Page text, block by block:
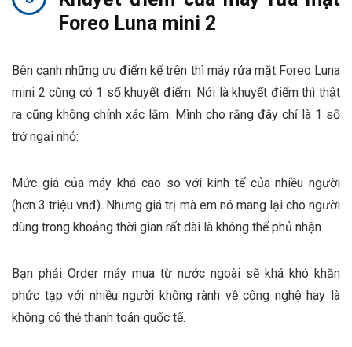
Foreo Luna mini 2
Bên cạnh những ưu điểm kể trên thì máy rửa mặt Foreo Luna
mini 2 cũng có 1 số khuyết điểm. Nói là khuyết điểm thì thật
ra cũng không chính xác lắm. Mình cho rằng đây chỉ là 1 số
trở ngại nhỏ:
Mức giá của máy khá cao so với kinh tế của nhiều người
(hơn 3 triệu vnđ). Nhưng giá trị mà em nó mang lại cho người
dùng trong khoảng thời gian rất dài là không thể phủ nhận.
Bạn phải Order máy mua từ nước ngoài sẽ khá khó khăn
phức tạp với nhiều người không rành về công nghệ hay là
không có thẻ thanh toán quốc tế.